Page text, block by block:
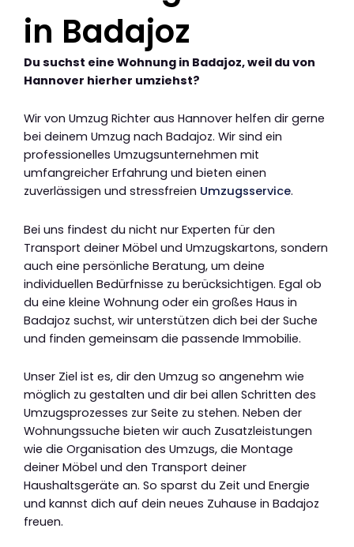
in Badajoz
Du suchst eine Wohnung in Badajoz, weil du von
Hannover hierher umziehst?
Wir von Umzug Richter aus Hannover helfen dir gerne
bei deinem Umzug nach Badajoz. Wir sind ein
professionelles Umzugsunternehmen mit
umfangreicher Erfahrung und bieten einen
zuverlässigen und stressfreien Umzugsservice.
Bei uns findest du nicht nur Experten für den
Transport deiner Möbel und Umzugskartons, sondern
auch eine persönliche Beratung, um deine
individuellen Bedürfnisse zu berücksichtigen. Egal ob
du eine kleine Wohnung oder ein großes Haus in
Badajoz suchst, wir unterstützen dich bei der Suche
und finden gemeinsam die passende Immobilie.
Unser Ziel ist es, dir den Umzug so angenehm wie
möglich zu gestalten und dir bei allen Schritten des
Umzugsprozesses zur Seite zu stehen. Neben der
Wohnungssuche bieten wir auch Zusatzleistungen
wie die Organisation des Umzugs, die Montage
deiner Möbel und den Transport deiner
Haushaltsgeräte an. So sparst du Zeit und Energie
und kannst dich auf dein neues Zuhause in Badajoz
freuen.